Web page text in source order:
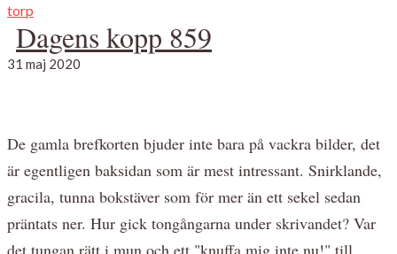
torp
Dagens kopp 859
31 maj 2020
De gamla brefkorten bjuder inte bara på vackra bilder, det
är egentligen baksidan som är mest intressant. Snirklande,
gracila, tunna bokstäver som för mer än ett sekel sedan
präntats ner. Hur gick tongångarna under skrivandet? Var
det tungan rätt i mun och ett "knuffa mig inte nu!" till